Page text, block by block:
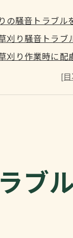
の騒音トラブル
刈り騒音トラブ
刈り作業時に配
草刈り騒音が近
刈り騒音で通報
草刈り騒音と朝の
ブ